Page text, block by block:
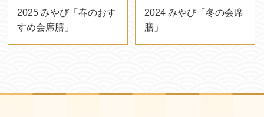
2025 みやび「春のおす
すめ会席膳」
2024 みやび「冬の会席
膳」